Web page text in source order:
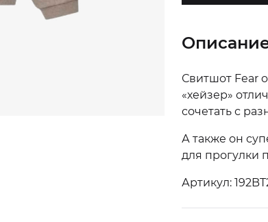
Свитшот Fear
«хейзер»
сочетать с
А также он
для прогулки
Артикул: